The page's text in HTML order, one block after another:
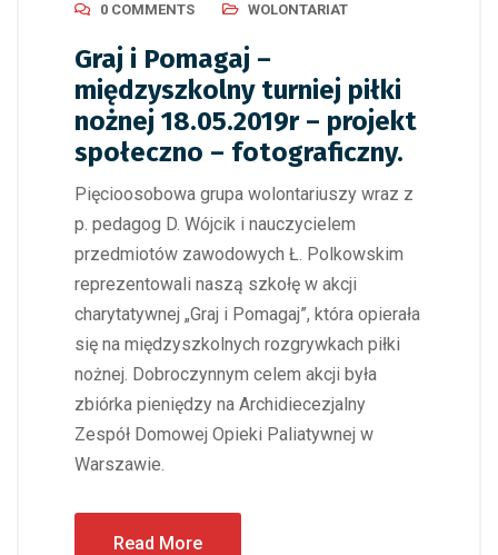
0 COMMENTS WOLONTARIAT
Graj i Pomagaj –
międzyszkolny turniej piłki
nożnej 18.05.2019r – projekt
społeczno – fotograficzny.
Pięcioosobowa grupa wolontariuszy wraz z
p. pedagog D. Wójcik i nauczycielem
przedmiotów zawodowych Ł. Polkowskim
reprezentowali naszą szkołę w akcji
charytatywnej „Graj i Pomagaj”, która opierała
się na międzyszkolnych rozgrywkach piłki
nożnej. Dobroczynnym celem akcji była
zbiórka pieniędzy na Archidiecezjalny
Zespół Domowej Opieki Paliatywnej w
Warszawie.
Read More